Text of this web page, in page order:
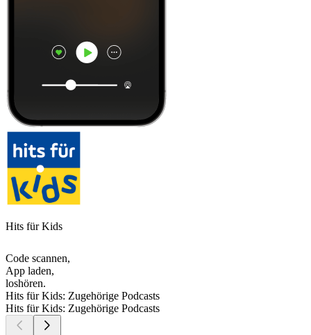
Hits für Kids
Code scannen,
App laden,
loshören.
Hits für Kids: Zugehörige Podcasts
Hits für Kids: Zugehörige Podcasts